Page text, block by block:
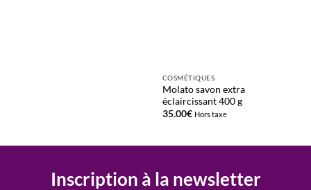
COSMÉTIQUES
Molato savon extra
éclaircissant 400 g
35.00€ Hors taxe
Inscription à la newsletter